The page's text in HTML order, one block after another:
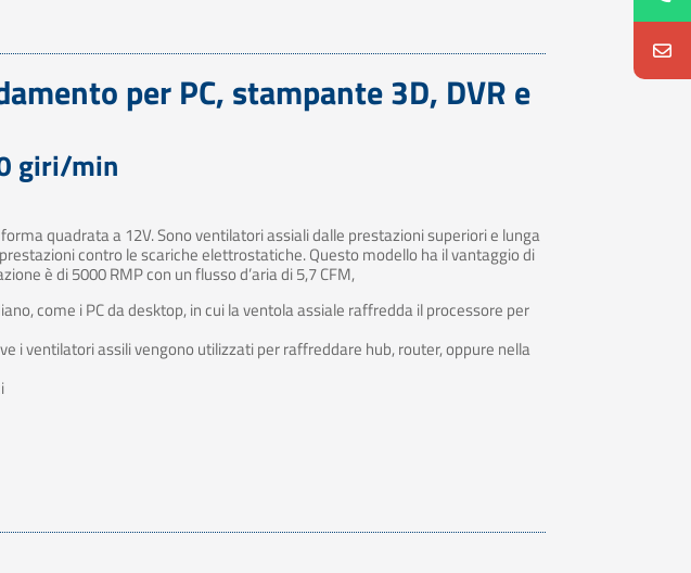
per PC, stampante 3D, DVR e
giri/min
quadrata a 12V. Sono ventilatori assiali dalle prestazioni superiori e lunga
contro le scariche elettrostatiche. Questo modello ha il vantaggio di
è di 5000 RMP con un flusso d’aria di 5,7 CFM,
come i PC da desktop, in cui la ventola assiale raffredda il processore per
i ventilatori assili vengono utilizzati per raffreddare hub, router, oppure nella